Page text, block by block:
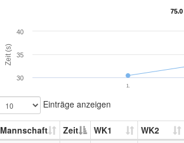
75.0
75.0
Zeit (s)
1.
30
35
40
Einträge anzeigen
Mannschaft Zeit WK1 WK2